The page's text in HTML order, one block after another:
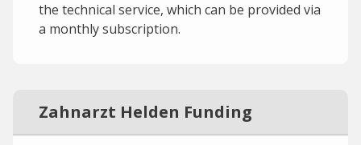
the technical service, which can be provided via
a monthly subscription.
Zahnarzt Helden Funding